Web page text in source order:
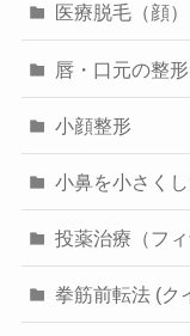
医療脱毛（顔）
唇・口元の整形
小顔整形
小鼻を小さく
投薬治療（フ
拳筋前転法 (ク